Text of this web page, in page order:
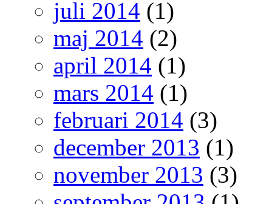
juli 2014 (1)
maj 2014 (2)
april 2014 (1)
mars 2014 (1)
februari 2014 (3)
december 2013 (1)
november 2013 (3)